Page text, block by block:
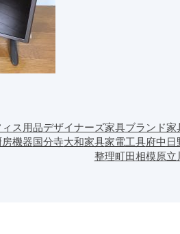
ス用品デザイナーズ家具ブランド家
房機器国分寺大和家具家電工具府中 日
整理町田相模原立